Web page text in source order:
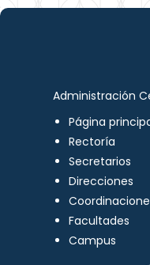
Administración
Página
Rectoría
Secretarios
Direcciones
Facultades
Campus